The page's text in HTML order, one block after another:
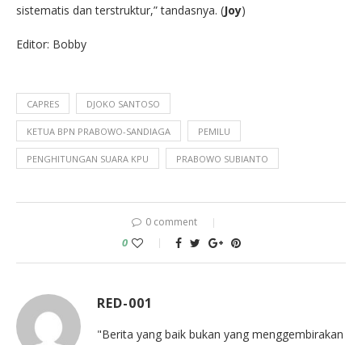
sistematis dan terstruktur,” tandasnya. (Joy)
Editor: Bobby
CAPRES DJOKO SANTOSO
KETUA BPN PRABOWO-SANDIAGA PEMILU
PENGHITUNGAN SUARA KPU PRABOWO SUBIANTO
0 comment
0
RED-001
"Berita yang baik bukan yang menggembirakan